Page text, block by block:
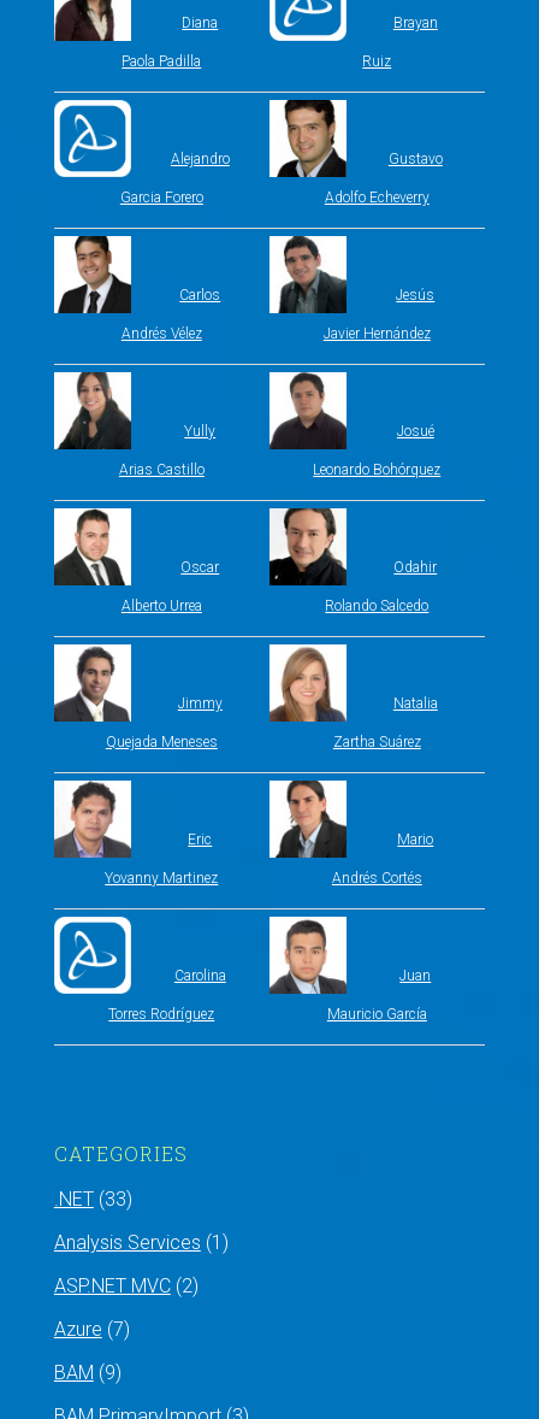
Diana
Paola Padilla
Brayan
Ruiz
Alejandro
Garcia Forero
Gustavo
Adolfo Echeverry
Carlos
Andrés Vélez
Jesús
Javier Hernández
Yully
Arias Castillo
Josué
Leonardo Bohórquez
Oscar
Alberto Urrea
Odahir
Rolando Salcedo
Jimmy
Quejada Meneses
Natalia
Zartha Suárez
Eric
Yovanny Martinez
Mario
Andrés Cortés
Carolina
Torres Rodríguez
Juan
Mauricio García
CATEGORIES
.NET(33)
Analysis Services (1)
ASP.NET MVC(2)
Azure (7)
BAM (9)